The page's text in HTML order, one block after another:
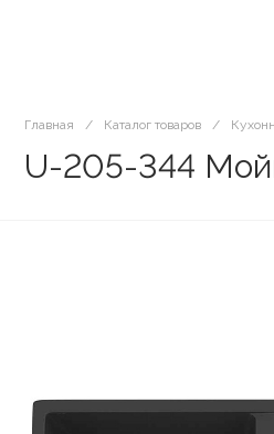
Главная / Каталог товаров /
U-205-344